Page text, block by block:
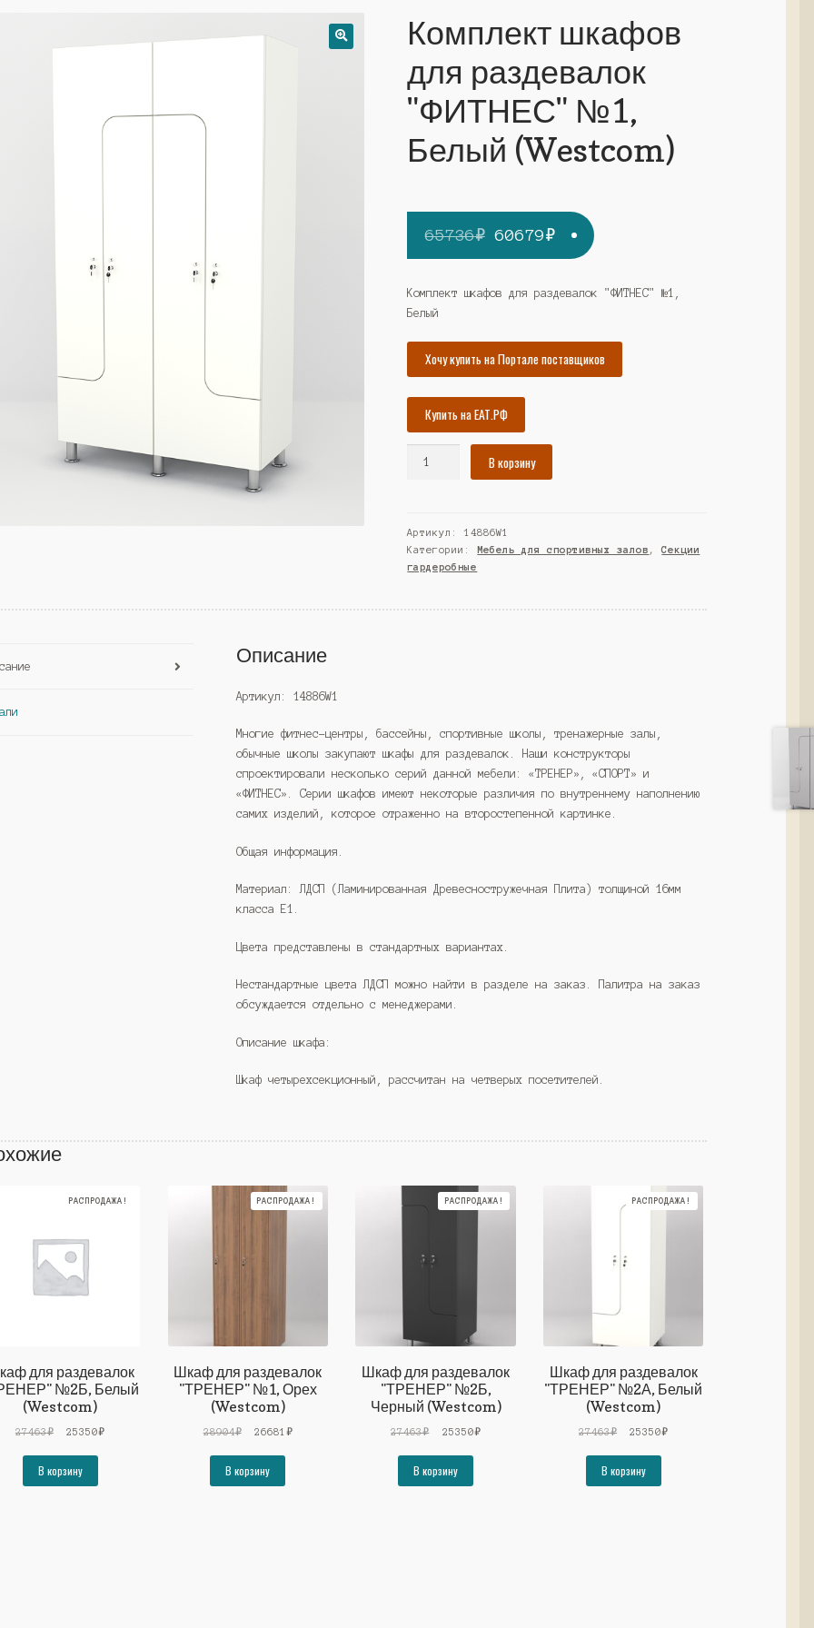
Комплект шкафов
для раздевалок
"ФИТНЕС" №1,
Белый (Westcom)
65736₽ Первоначальная
цена
составляла
60679₽Текущая
цена:
60679₽.
Комплект шкафов для раздевалок "ФИТНЕС" №1,
Белый
Хочу купить на Портале поставщиков
Купить на ЕАТ.РФ
для
раздевалок
"ФИТНЕС"
Белый
В корзину
Артикул:14886W1
Категории:Мебель для спортивных залов ,Секции
гардеробные
Описание
Артикул: 14886W1
Многие фитнес-центры, бассейны, спортивные школы, тренажерные залы,
обычные школы закупают шкафы для раздевалок. Наши конструкторы
спроектировали несколько серий данной мебели: «ТРЕНЕР», «СПОРТ» и
«ФИТНЕС». Серии шкафов имеют некоторые различия по внутреннему наполнению
самих изделий, которое отраженно на второстепенной картинке.
Общая информация.
Материал: ЛДСП (Ламинированная Древесностружечная Плита) толщиной 16мм
класса Е1.
Цвета представлены в стандартных вариантах.
Нестандартные цвета ЛДСП можно найти в разделе на заказ. Палитра на заказ
обсуждается отдельно с менеджерами.
Описание шкафа:
Шкаф четырехсекционный, рассчитан на четверых посетителей.
для раздевалок
№2Б, Белый
(Westcom)
РАСПРОДАЖА!
27463₽
Первоначальная
27463₽.
25350₽Текущая
В корзину
Шкаф для раздевалок
"ТРЕНЕР" №1, Орех
(Westcom)
РАСПРОДАЖА!
28904₽
Первоначальная
28904₽.
26681₽Текущая
В корзину
Шкаф для раздевалок
"ТРЕНЕР" №2Б,
Черный (Westcom)
РАСПРОДАЖА!
27463₽
Первоначальная
27463₽.
25350₽Текущая
В корзину
Шкаф для раздевалок
"ТРЕНЕР" №2А, Белый
(Westcom)
РАСПРОДАЖА!
27463₽
Первоначальная
27463₽.
25350₽Текущая
В корзину